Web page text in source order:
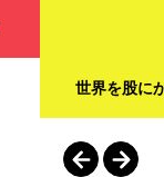
世界を股に